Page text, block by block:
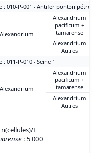
: 010-P-001 - Antifer ponton pétrolier
Alexandrium
Alexandrium
pacificum +
tamarense
Alexandrium
Autres
011-P-010 - Seine 1
Alexandrium
Alexandrium
pacificum +
tamarense
Alexandrium
Autres
L
: 5 000